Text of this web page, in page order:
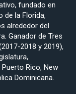
fundado en
de la Florida,
alrededor del
Ganador de Tres
2018 y 2019),
Rico, New
Dominicana.